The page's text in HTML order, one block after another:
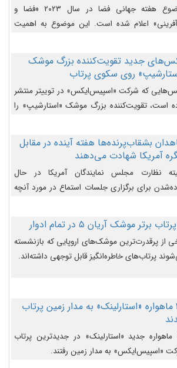
موضوع هفته جهانی فضا در سال ۲۰۲۳ «فضا و
اعلام شده است. این موضوع به اهمیت
کارآفرینی در حوزه فضایی و مزایای جدیدی که
این حوزه ایجاد می‌کنند، می‌پردازد.
جدید تقویت‌کننده بزرگ موشک
روی سکوی پرتاب
که شرکت «اسپیس‌ایکس» در توییتر منتشر
است، تقویت‌کننده بزرگ موشک «استارشیپ» را
بشقاب‌پرنده‌ها هفته آینده در مقابل
آمریکا شهادت می‌دهند
نظارت مجلس نمایندگان آمریکا در حال
برای برگزاری جلسات استماع در مورد آنچه
است و قرار است افشاگران یوفوها هفته آینده
مقابل آنها شهادت دهند.
از پرقدرت‌ترین موشک‌های اروپایی که بازنشسته
پرتاب‌های خاطره‌انگیز قابل توجهی داشته‌اند.
۴۸ ماهواره «استارلینک» به مدار زمین پرتاب
۴۸ ماهواره جدید «استارلینک» در جدیدترین پرتاب
«اسپیس‌ایکس» به مدار زمین رفتند.